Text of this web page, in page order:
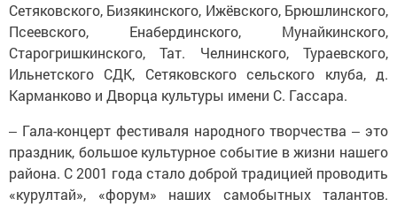
Сетяковского, Бизякинского, Ижёвского, Брюшлинского,
Псеевского, Енабердинского, Мунайкинского,
Старогришкинского, Тат. Челнинского, Тураевского,
Ильнетского СДК, Сетяковского сельского клуба, д.
Карманково и Дворца культуры имени С. Гассара.
‒ Гала-концерт фестиваля народного творчества ‒ это
праздник, большое культурное событие в жизни нашего
района. С 2001 года стало доброй традицией проводить
«курултай», «форум» наших самобытных талантов.